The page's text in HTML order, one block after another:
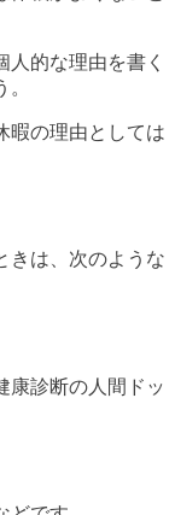
的な理由を書く
暇の理由としては
きは、次のような
康診断の人間ドッ